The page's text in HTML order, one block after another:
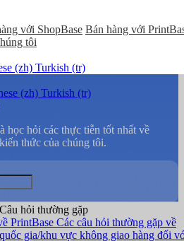
với ShopBase Bán hàng với
tôi
(zh) Turkish (tr)
(zh) Turkish (tr)
học hỏi các thực tiễn tốt nhất về
thức của chúng tôi.
hỏi thường gặp
PrintBase Các câu hỏi thường gặp về
gia/khu vực không giao hàng đối